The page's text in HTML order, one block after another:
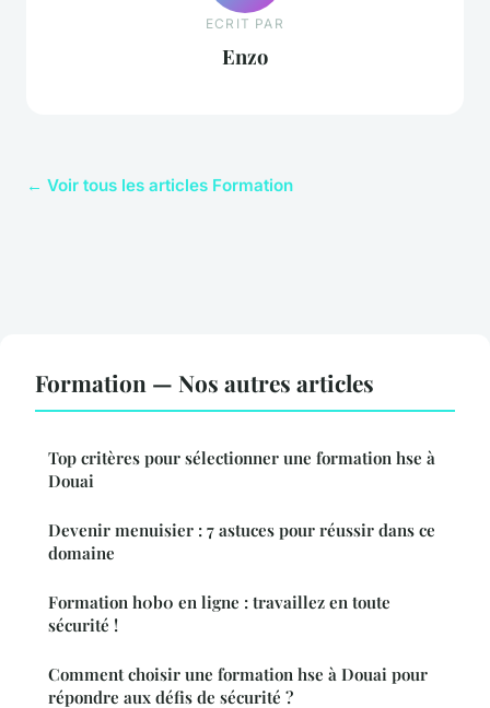
ECRIT PAR
Enzo
← Voir tous les articles Formation
Formation — Nos autres articles
Top critères pour sélectionner une formation hse à
Douai
Devenir menuisier : 7 astuces pour réussir dans ce
domaine
Formation h0b0 en ligne : travaillez en toute
sécurité !
Comment choisir une formation hse à Douai pour
répondre aux défis de sécurité ?